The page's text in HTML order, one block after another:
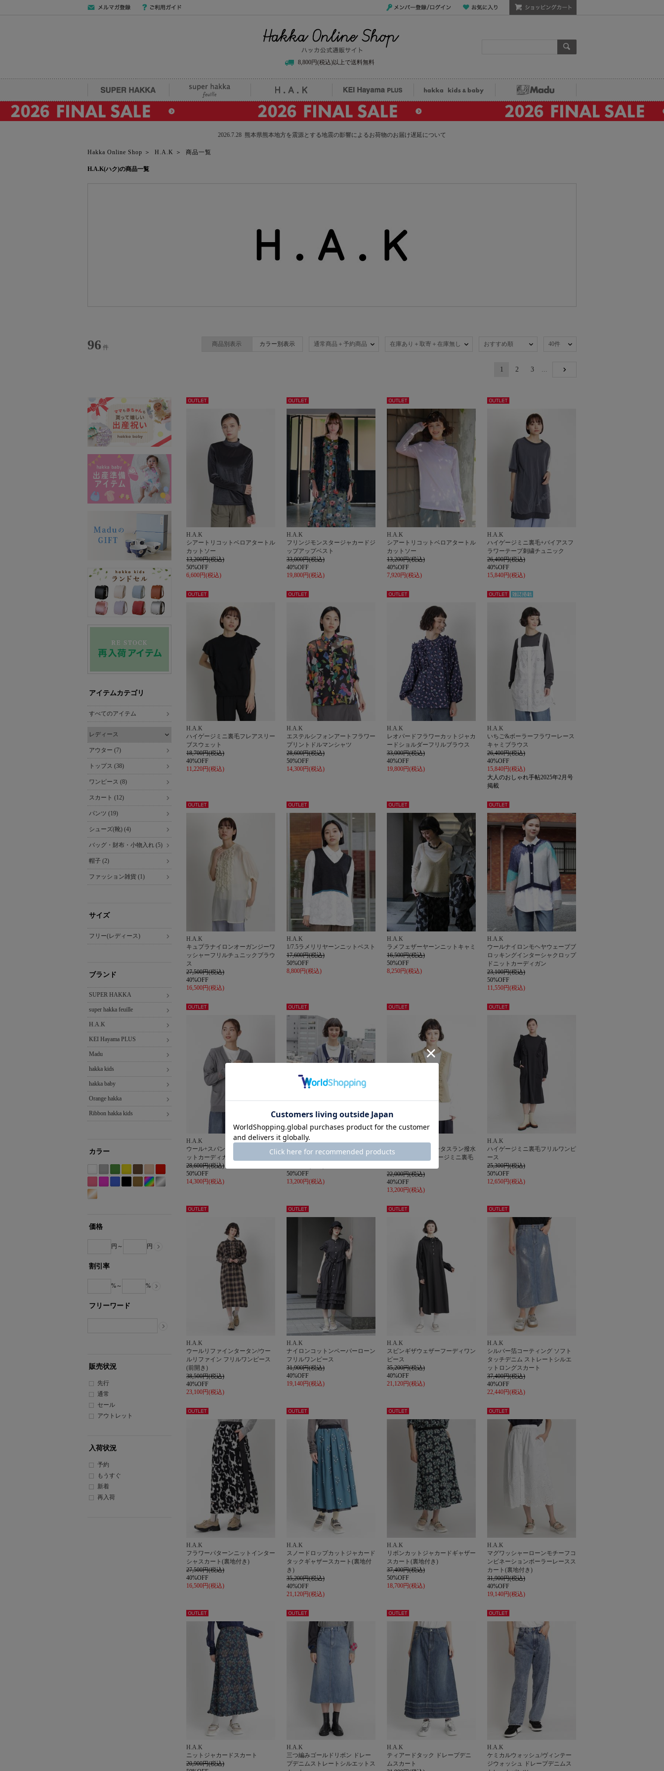
8,800円(税込)以上で送料無料
SUPER HAKKA H.A.K KEI Hayama PLUS Madu
2026.7.28 熊本県熊本地方を震源とする地震の影響によるお荷物のお届け遅延について
Hakka Online Shop ＞ H.A.K ＞ 商品一覧
H.A.K(ハク)の商品一覧
96 件 商品別表示 カラー別表示 通常商品＋予約商品 在庫あり＋取寄＋在庫無し おすすめ順 40件
1 2 3
...
アイテムカテゴリ
すべてのアイテム
レディース
アウター (7)
トップス (38)
ワンピース (8)
スカート (12)
パンツ (19)
シューズ(靴) (4)
バッグ・財布・小物入れ (5)
帽子 (2)
ファッション雑貨 (1)
サイズ
フリー(レディース)
ブランド
SUPER HAKKA
super hakka feuille
H.A.K
KEI Hayama PLUS
Madu
hakka kids
hakka baby
Orange hakka
Ribbon hakka kids
カラー
ホ
ワ
イ
グ
レ
グ
リ
イ
エ
ブ
ラ
ベ
ー
レ
ッ
ピ
ン
系
ド
価格
円～ 円
割引率
%～ %
フリーワード
販売状況
先行
通常
セール
アウトレット
入荷状況
予約
もうすぐ
新着
再入荷
H.A.K
シアートリコットベロアタートル
カットソー
13,200円(税込)
50%OFF
6,600円(税込)
アウト
レット
H.A.K
フリンジモンスタージャカードジ
ップアップベスト
33,000円(税込)
40%OFF
19,800円(税込)
アウト
レット
H.A.K
シアートリコットベロアタートル
カットソー
13,200円(税込)
40%OFF
7,920円(税込)
H.A.K
ハイゲージミニ裏毛+バイアスフ
ラワーテープ刺繍チュニック
26,400円(税込)
40%OFF
15,840円(税込)
H.A.K
ハイゲージミニ裏毛フレアスリー
ブスウェット
18,700円(税込)
40%OFF
11,220円(税込)
H.A.K
エステルシフォンアートフラワー
プリントドルマンシャツ
28,600円(税込)
50%OFF
14,300円(税込)
H.A.K
レオパードフラワーカットジャカ
ードショルダーフリルブラウス
33,000円(税込)
40%OFF
19,800円(税込)
H.A.K
いちご&ボーラーフラワーレース
キャミブラウス
26,400円(税込)
40%OFF
15,840円(税込)
大人のおしゃれ手帖2025年2月号
掲載
H.A.K
キュプラナイロンオーガンジーワ
ッシャーフリルチュニックブラウ
ス
27,500円(税込)
40%OFF
16,500円(税込)
アウト
H.A.K
1/7.5ラメリリヤーンニットベスト
17,600円(税込)
50%OFF
8,800円(税込)
アウト
H.A.K
ラメフェザーヤーンニットキャミ
16,500円(税込)
50%OFF
8,250円(税込)
アウト
レット
H.A.K
ウールナイロンモヘヤウェーブブ
ロッキングインターシャクロップ
ドニットカーディガン
23,100円(税込)
50%OFF
11,550円(税込)
H.A.K
ウール+スパンコールVネックニ
ットカーディガン
28,600円(税込)
50%OFF
14,300円(税込)
アウト
レット
H.A.K
シアー&ブークレボーダーニット
50%OFF
13,200円(税込)
H.A.K
リサイクルナイロンタスラン撥水
ワッシャー+ハイゲージミニ裏毛
22,000円(税込)
40%OFF
13,200円(税込)
H.A.K
ハイゲージミニ裏毛フリルワンピ
ース
25,300円(税込)
50%OFF
12,650円(税込)
H.A.K
ウールリファインタータン/ウー
ルリファイン フリルワンピース
(前開き)
38,500円(税込)
40%OFF
23,100円(税込)
アウト
H.A.K
ナイロンコットンペーパーローン
フリルワンピース
31,900円(税込)
40%OFF
19,140円(税込)
H.A.K
スビンギザウェザーフーディワン
ピース
35,200円(税込)
40%OFF
21,120円(税込)
アウト
H.A.K
シルバー箔コーティング ソフト
タッチデニム ストレートシルエ
ットロングスカート
37,400円(税込)
40%OFF
22,440円(税込)
H.A.K
フラワーパターンニットインター
シャスカート(裏地付き)
27,500円(税込)
40%OFF
16,500円(税込)
H.A.K
スノードロップカットジャカード
タックギャザースカート(裏地付
き)
35,200円(税込)
40%OFF
21,120円(税込)
アウト
H.A.K
リボンカットジャカードギャザー
スカート(裏地付き)
37,400円(税込)
50%OFF
18,700円(税込)
アウト
H.A.K
マグワッシャーローンモチーフコ
ンビネーションボーラーレースス
カート(裏地付き)
31,900円(税込)
40%OFF
19,140円(税込)
H.A.K
ニットジャカードスカート
20,900円(税込)
H.A.K
三つ編みゴールドリボン ドレー
プデニムストレートシルエットス
H.A.K
ティアードタック ドレープデニ
ムスカート
アウト
H.A.K
ケミカルウォッシュ/ヴィンテー
ジウォッシュ ドレープデニムス